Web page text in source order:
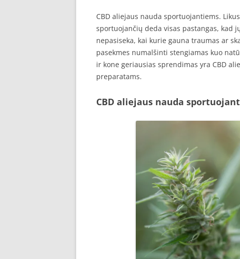
CBD aliejaus nauda sportuojantiems.
sportuojančių deda visas pastangas, kad
nepasiseka, kai kurie gauna traumas ar
pasekmes numalšinti stengiamas kuo
ir kone geriausias sprendimas yra CBD
preparatams.
CBD aliejaus nauda